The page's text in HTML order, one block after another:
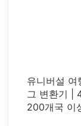
유니버설
그 변환기 |
200개국 이